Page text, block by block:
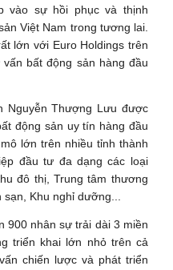
vào sự hồi phục và thịnh
Việt Nam trong tương lai.
lớn với Euro Holdings trên
bất động sản hàng đầu
Nguyễn Thượng Lưu được
động sản uy tín hàng đầu
lớn trên nhiều tỉnh thành
đầu tư đa dạng các loại
đô thị, Trung tâm thương
sạn, Khu nghỉ dưỡng...
900 nhân sự trải dài 3 miền
triển khai lớn nhỏ trên cả
chiến lược và phát triển